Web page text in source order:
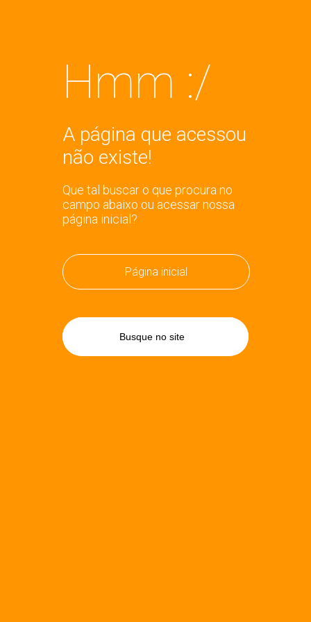
Hmm :/
A página que acessou
não existe!
Que tal buscar o que procura no
campo abaixo ou acessar nossa
página inicial?
Página inicial